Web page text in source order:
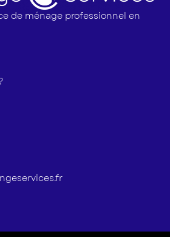
de ménage professionnel en